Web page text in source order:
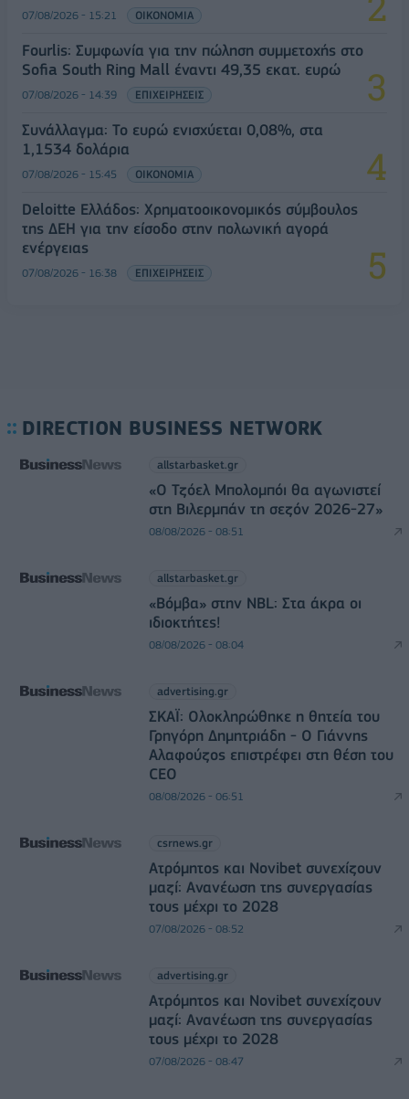
07/08/2026 - 15:21 ΟΙΚΟΝΟΜΙΑ
Fourlis: Συμφωνία για την πώληση συμμετοχής στο
Sofia South Ring Mall έναντι 49,35 εκατ. ευρώ
07/08/2026 - 14:39 ΕΠΙΧΕΙΡΗΣΕΙΣ
Συνάλλαγμα: Το ευρώ ενισχύεται 0,08%, στα
1,1534 δολάρια
07/08/2026 - 15:45 ΟΙΚΟΝΟΜΙΑ
Deloitte Ελλάδος: Χρηματοοικονομικός σύμβουλος
της ΔΕΗ για την είσοδο στην πολωνική αγορά
ενέργειας
07/08/2026 - 16:38 ΕΠΙΧΕΙΡΗΣΕΙΣ
DIRECTION BUSINESS NETWORK
allstarbasket.gr
«Ο Τζόελ Μπολομπόι θα αγωνιστεί
στη Βιλερμπάν τη σεζόν 2026-27»
08/08/2026 - 08:51
allstarbasket.gr
«Βόμβα» στην NBL: Στα άκρα οι
ιδιοκτήτες!
08/08/2026 - 08:04
advertising.gr
ΣΚΑΪ: Ολοκληρώθηκε η θητεία του
Γρηγόρη Δημητριάδη - Ο Γιάννης
Αλαφούζος επιστρέφει στη θέση του
CEO
08/08/2026 - 06:51
csrnews.gr
Ατρόμητος και Novibet συνεχίζουν
μαζί: Ανανέωση της συνεργασίας
τους μέχρι το 2028
07/08/2026 - 08:52
advertising.gr
Ατρόμητος και Novibet συνεχίζουν
μαζί: Ανανέωση της συνεργασίας
τους μέχρι το 2028
07/08/2026 - 08:47